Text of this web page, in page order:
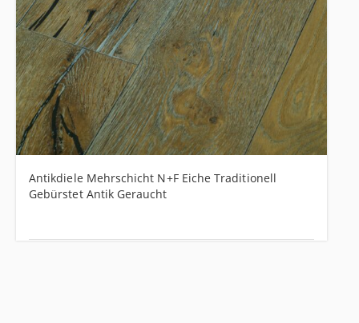
Antikdiele Mehrschicht N+F Eiche Traditionell
Gebürstet Antik Geraucht